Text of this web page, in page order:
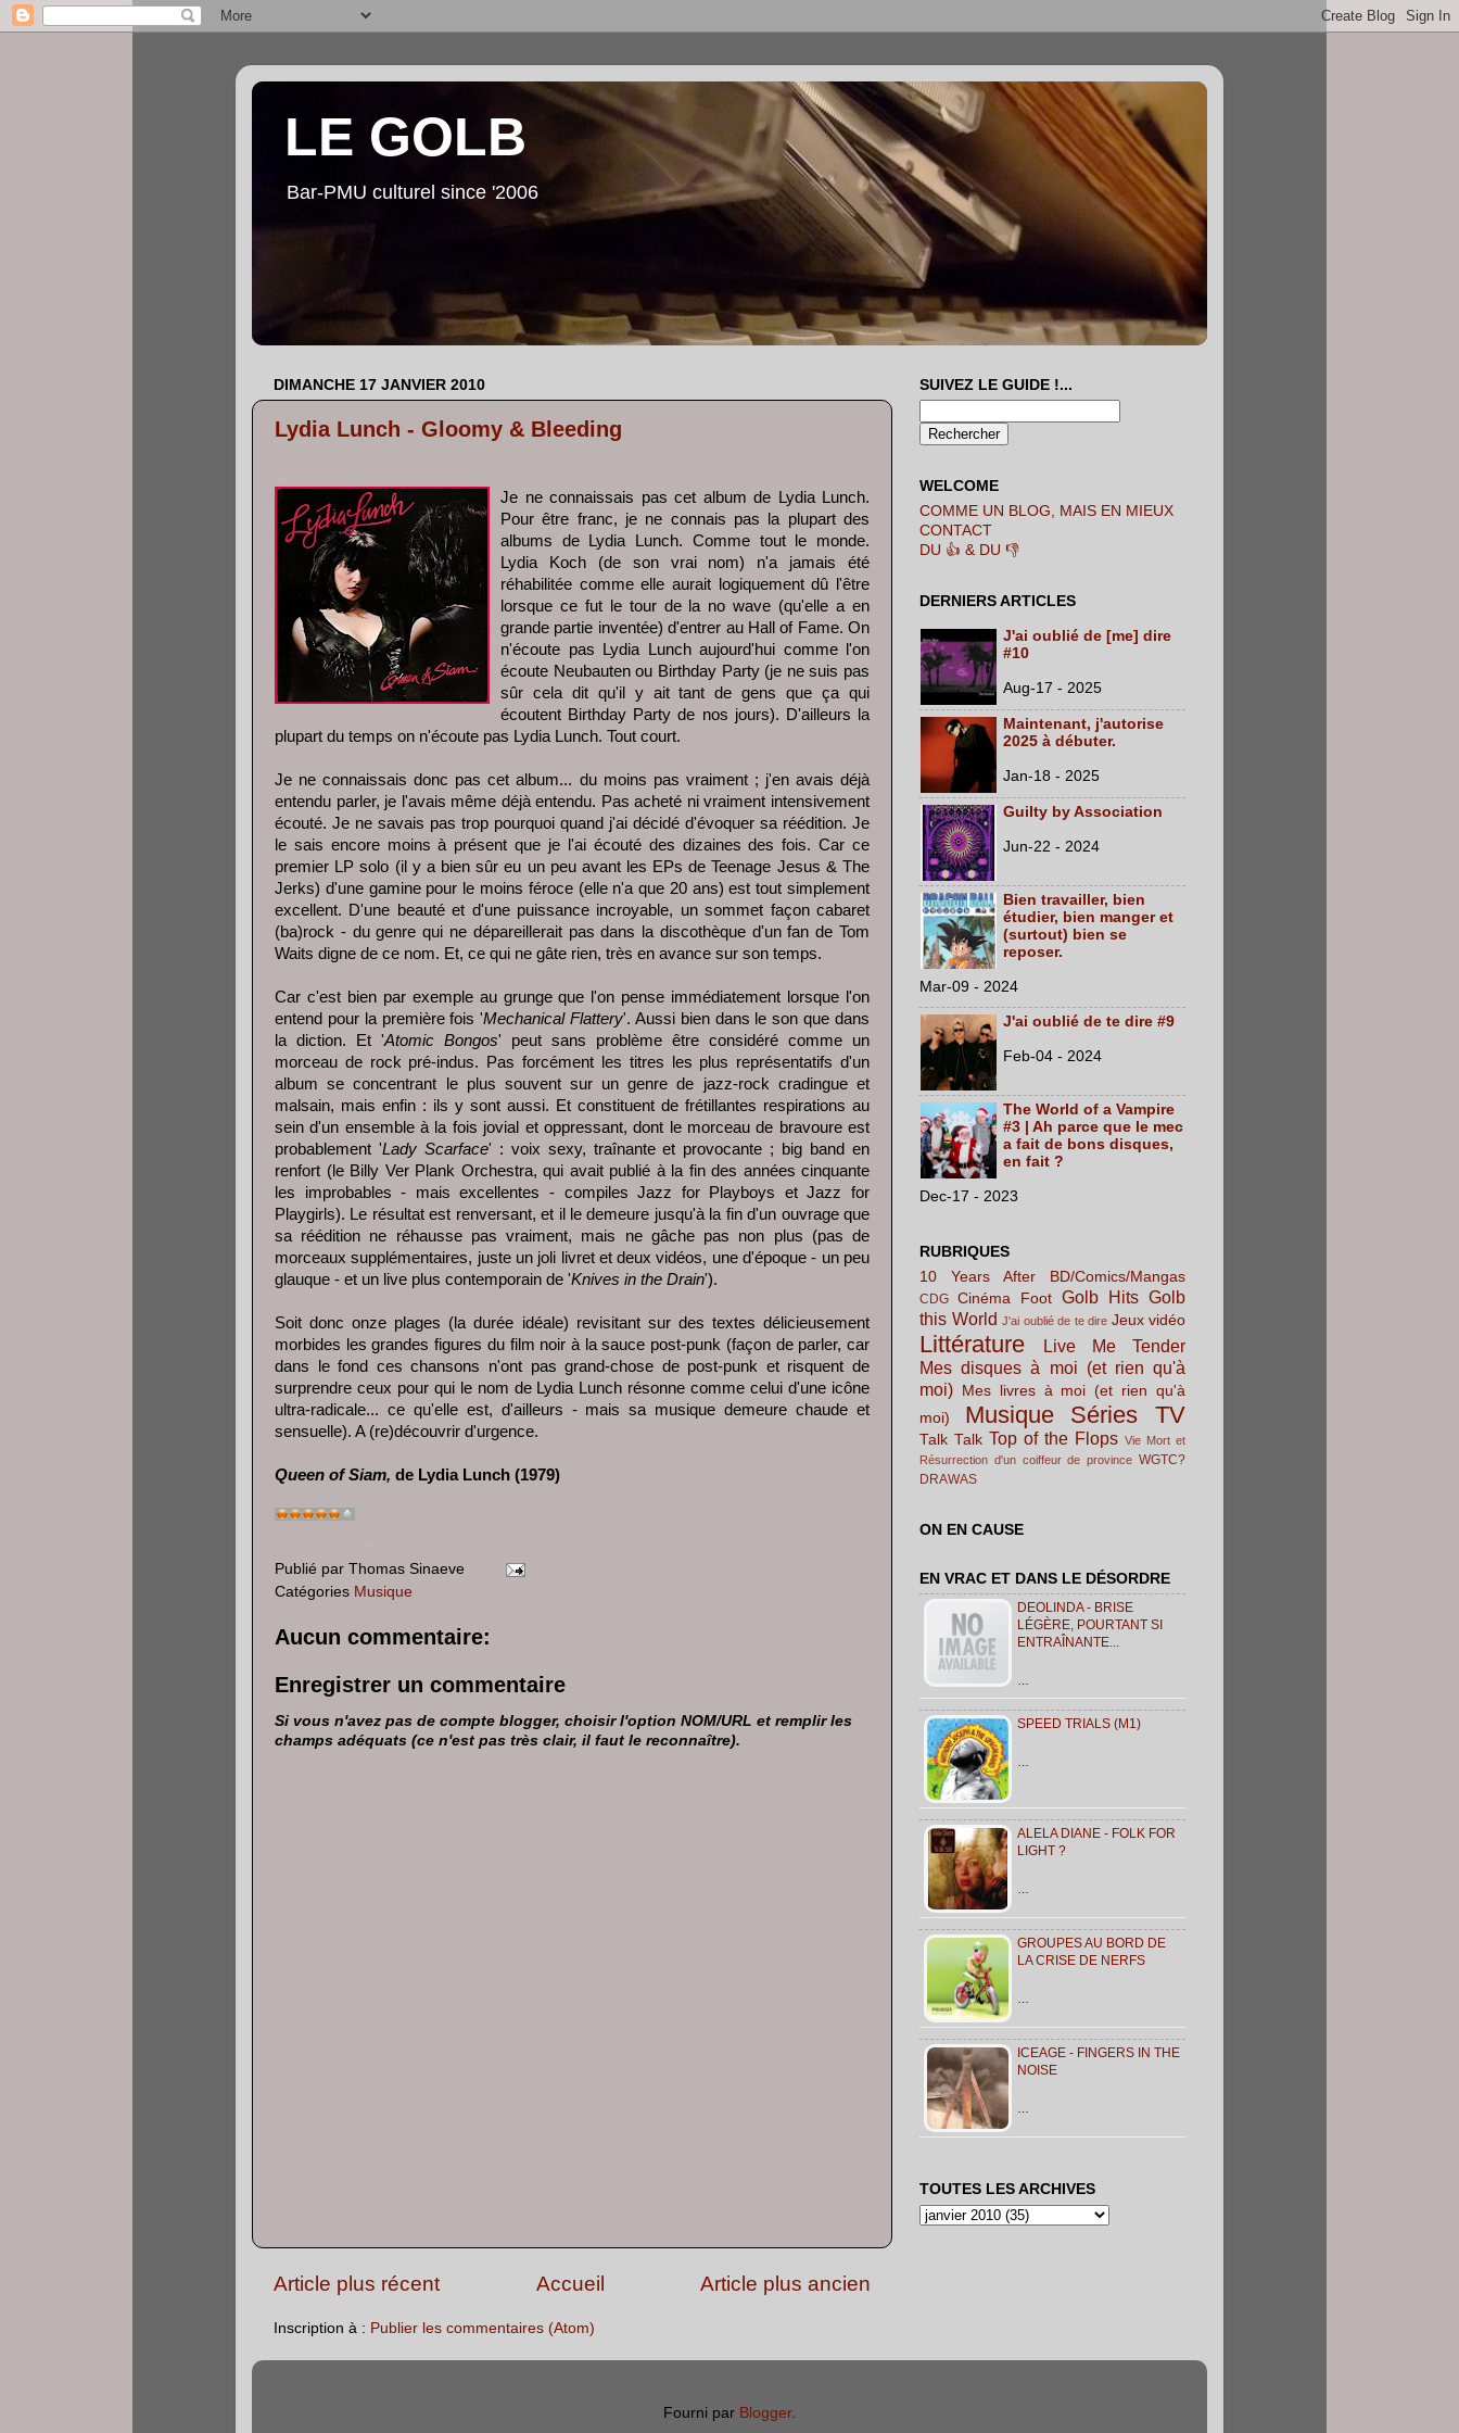
LE GOLB
Bar-PMU culturel since '2006
DIMANCHE 17 JANVIER 2010
Lydia Lunch - Gloomy & Bleeding
Je ne connaissais pas cet album de Lydia Lunch.
Pour être franc, je ne connais pas la plupart des
albums de Lydia Lunch. Comme tout le monde.
Lydia Koch (de son vrai nom) n'a jamais été
réhabilitée comme elle aurait logiquement dû l'être
lorsque ce fut le tour de la no wave (qu'elle a en
grande partie inventée) d'entrer au Hall of Fame. On
n'écoute pas Lydia Lunch aujourd'hui comme l'on
écoute Neubauten ou Birthday Party (je ne suis pas
sûr cela dit qu'il y ait tant de gens que ça qui
écoutent Birthday Party de nos jours). D'ailleurs la
plupart du temps on n'écoute pas Lydia Lunch. Tout court.
Je ne connaissais donc pas cet album... du moins pas vraiment ; j'en avais déjà
entendu parler, je l'avais même déjà entendu. Pas acheté ni vraiment intensivement
écouté. Je ne savais pas trop pourquoi quand j'ai décidé d'évoquer sa réédition. Je
le sais encore moins à présent que je l'ai écouté des dizaines des fois. Car ce
premier LP solo (il y a bien sûr eu un peu avant les EPs de Teenage Jesus & The
Jerks) d'une gamine pour le moins féroce (elle n'a que 20 ans) est tout simplement
excellent. D'une beauté et d'une puissance incroyable, un sommet façon cabaret
(ba)rock - du genre qui ne dépareillerait pas dans la discothèque d'un fan de Tom
Waits digne de ce nom. Et, ce qui ne gâte rien, très en avance sur son temps.
Car c'est bien par exemple au grunge que l'on pense immédiatement lorsque l'on
entend pour la première fois 'Mechanical Flattery'. Aussi bien dans le son que dans
la diction. Et 'Atomic Bongos' peut sans problème être considéré comme un
morceau de rock pré-indus. Pas forcément les titres les plus représentatifs d'un
album se concentrant le plus souvent sur un genre de jazz-rock cradingue et
malsain, mais enfin : ils y sont aussi. Et constituent de frétillantes respirations au
sein d'un ensemble à la fois jovial et oppressant, dont le morceau de bravoure est
probablement 'Lady Scarface' : voix sexy, traînante et provocante ; big band en
renfort (le Billy Ver Plank Orchestra, qui avait publié à la fin des années cinquante
les improbables - mais excellentes - compiles Jazz for Playboys et Jazz for
Playgirls). Le résultat est renversant, et il le demeure jusqu'à la fin d'un ouvrage que
sa réédition ne réhausse pas vraiment, mais ne gâche pas non plus (pas de
morceaux supplémentaires, juste un joli livret et deux vidéos, une d'époque - un peu
glauque - et un live plus contemporain de 'Knives in the Drain').
Soit donc onze plages (la durée idéale) revisitant sur des textes délicieusement
morbides les grandes figures du film noir à la sauce post-punk (façon de parler, car
dans le fond ces chansons n'ont pas grand-chose de post-punk et risquent de
surprendre ceux pour qui le nom de Lydia Lunch résonne comme celui d'une icône
ultra-radicale... ce qu'elle est, d'ailleurs - mais sa musique demeure chaude et
sensuelle). A (re)découvrir d'urgence.
Queen of Siam, de Lydia Lunch (1979)
Publié par Thomas Sinaeve
Catégories Musique
Aucun commentaire:
Enregistrer un commentaire
Si vous n'avez pas de compte blogger, choisir l'option NOM/URL et remplir les
champs adéquats (ce n'est pas très clair, il faut le reconnaître).
Article plus récent Article plus ancien
Accueil
Inscription à : Publier les commentaires (Atom)
SUIVEZ LE GUIDE !...
WELCOME
COMME UN BLOG, MAIS EN MIEUX
CONTACT
DU 👍 & DU 👎
DERNIERS ARTICLES
J'ai oublié de [me] dire
#10
Aug-17 - 2025
Maintenant, j'autorise
2025 à débuter.
Jan-18 - 2025
Guilty by Association
Jun-22 - 2024
Bien travailler, bien
étudier, bien manger et
(surtout) bien se
reposer.
Mar-09 - 2024
J'ai oublié de te dire #9
Feb-04 - 2024
The World of a Vampire
#3 | Ah parce que le mec
a fait de bons disques,
en fait ?
Dec-17 - 2023
RUBRIQUES
10 Years After
BD/Comics/Mangas
CDG Cinéma Foot Golb Hits Golb
this World J'ai oublié de te dire Jeux vidéo
Littérature
Live Me Tender
Mes disques à moi (et rien qu'à
moi) Mes livres à moi (et rien qu'à
moi)
Musique Séries TV
Talk Talk Top of the Flops Vie Mort et
Résurrection d'un coiffeur de province WGTC?
DRAWAS
ON EN CAUSE
EN VRAC ET DANS LE DÉSORDRE
DEOLINDA - BRISE
LÉGÈRE, POURTANT SI
ENTRAÎNANTE...
SPEED TRIALS (M1)
ALELA DIANE - FOLK FOR
LIGHT ?
GROUPES AU BORD DE
LA CRISE DE NERFS
ICEAGE - FINGERS IN THE
NOISE
TOUTES LES ARCHIVES
Fourni par Blogger.